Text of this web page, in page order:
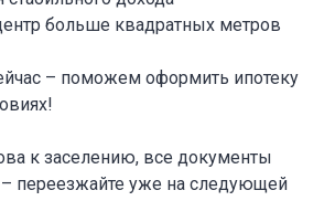
больше квадратных метров
– поможем оформить ипотеку
к заселению, все документы
переезжайте уже на следующей